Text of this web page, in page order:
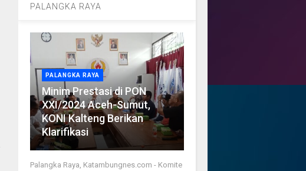
PALANGKA RAYA
PALANGKA RAYA
Minim Prestasi di PON
XXI/2024 Aceh-Sumut,
KONI Kalteng Berikan
Klarifikasi
Palangka Raya, Katambungnes.com - Komite